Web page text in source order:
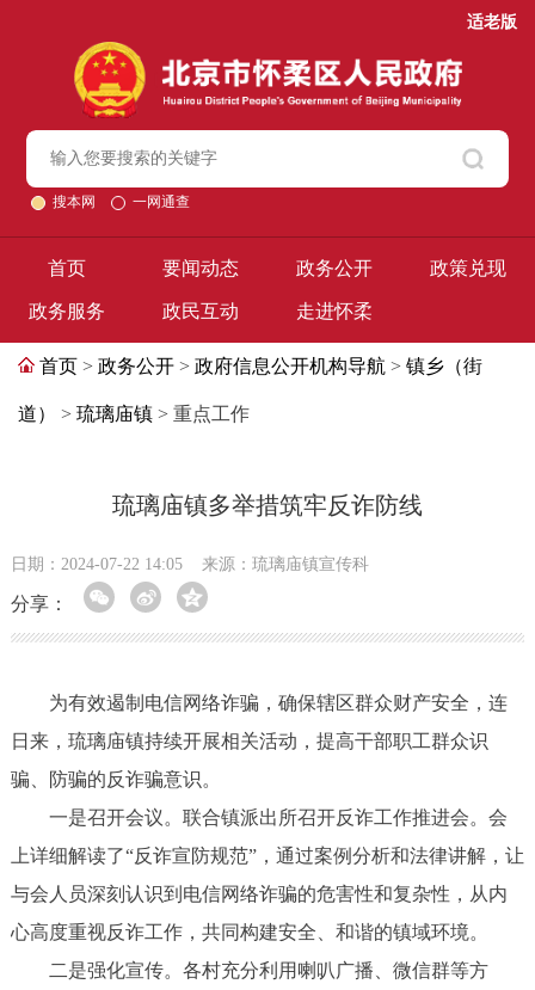
适老版
搜本网 一网通查
首页 要闻动态 政务公开 政策兑现
政务服务 政民互动 走进怀柔
首页 > 政务公开 > 政府信息公开机构导航 > 镇乡（街
道） > 琉璃庙镇 > 重点工作
琉璃庙镇多举措筑牢反诈防线
日期：2024-07-22 14:05 来源：琉璃庙镇宣传科
分享：
为有效遏制电信网络诈骗，确保辖区群众财产安全，连
日来，琉璃庙镇持续开展相关活动，提高干部职工群众识
骗、防骗的反诈骗意识。
一是召开会议。联合镇派出所召开反诈工作推进会。会
上详细解读了“反诈宣防规范”，通过案例分析和法律讲解，让
与会人员深刻认识到电信网络诈骗的危害性和复杂性，从内
心高度重视反诈工作，共同构建安全、和谐的镇域环境。
二是强化宣传。各村充分利用喇叭广播、微信群等方